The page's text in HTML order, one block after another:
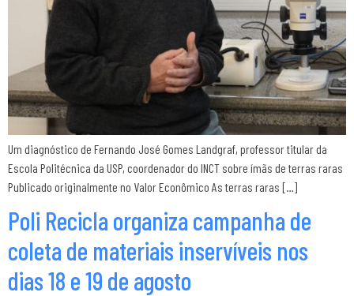
Um diagnóstico de Fernando José Gomes Landgraf, professor titular da
Escola Politécnica da USP, coordenador do INCT sobre ímãs de terras raras
Publicado originalmente no Valor Econômico As terras raras […]
Poli Recicla organiza campanha de
coleta de materiais inservíveis nos
dias 18 e 19 de agosto